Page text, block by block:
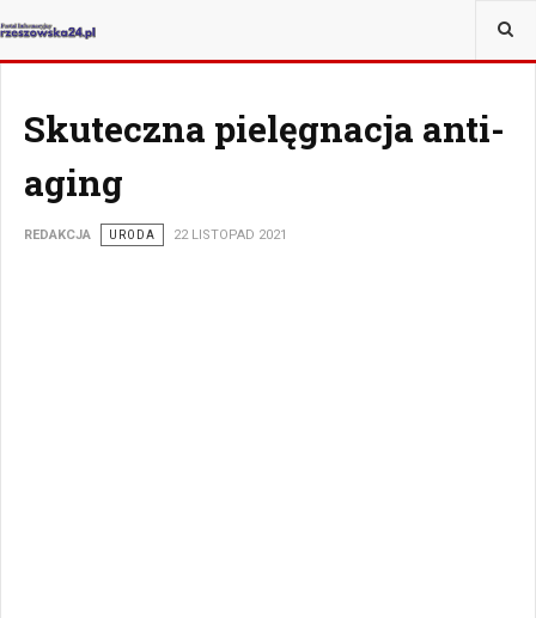
JESTEŚ TUTAJ:
Skuteczna pielęgnacja anti-
aging
REDAKCJA URODA 22 LISTOPAD 2021